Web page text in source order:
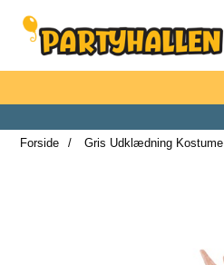
Startside for Partyhallen AB
Forside Gris Udklædning Kostume